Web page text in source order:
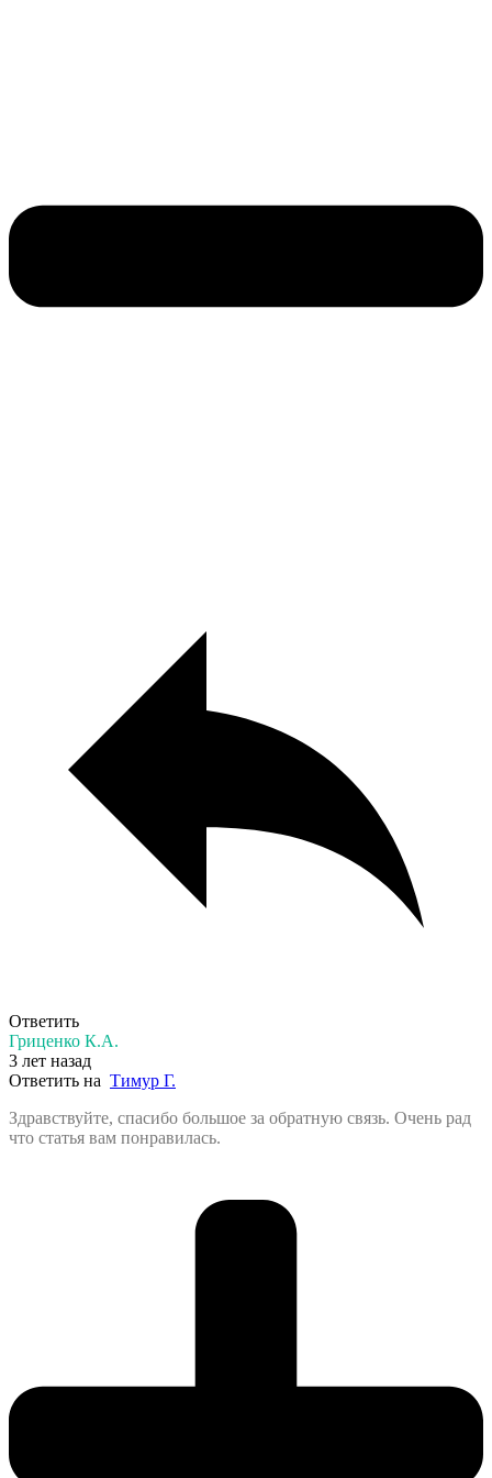
Ответить
Гриценко К.А.
3 лет назад
Ответить на Тимур Г.
Здравствуйте, спасибо большое за обратную связь. Очень рад
что статья вам понравилась.